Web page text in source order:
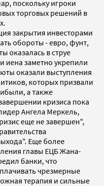
поскольку игроки
торговых решений в
закрытия инвесторами
обороты - евро, фунт,
оказалась в струе
иена заметно укрепили
оказали выступления
которых призвали
а также
кризиса пока
Ангела Меркель,
еще не завершен",
Еще более
главы ЕЦБ Жана-
банки, что
чрезмерные
терапия и сильные